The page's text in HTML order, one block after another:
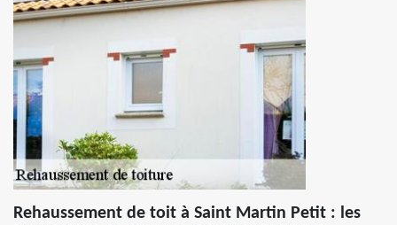
Rehaussement de toit à Saint Martin Petit : les